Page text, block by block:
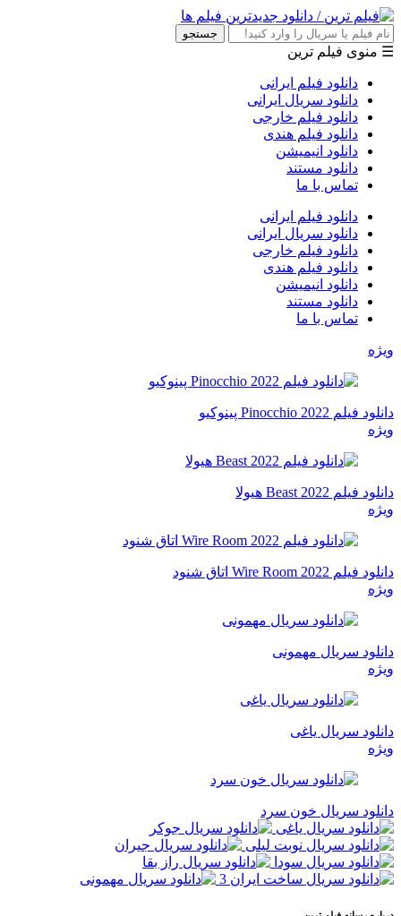
جستجو
☰ منوی فیلم ترین
دانلود فیلم ایرانی
دانلود سریال ایرانی
دانلود فیلم خارجی
دانلود فیلم هندی
دانلود انیمیشن
دانلود مستند
تماس با ما
دانلود فیلم ایرانی
دانلود سریال ایرانی
دانلود فیلم خارجی
دانلود فیلم هندی
دانلود انیمیشن
دانلود مستند
تماس با ما
ویژه
دانلود فیلم Pinocchio 2022 پینوکیو
ویژه
دانلود فیلم Beast 2022 هیولا
ویژه
دانلود فیلم Wire Room 2022 اتاق شنود
ویژه
دانلود سریال مهمونی
ویژه
دانلود سریال یاغی
ویژه
دانلود سریال خون سرد